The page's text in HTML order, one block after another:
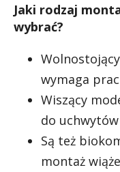
Jaki rodzaj
wybrać?
wymaga
Wiszący
do
Są też
montaż